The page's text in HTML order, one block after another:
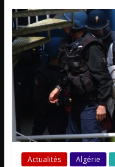
Actualités Algérie